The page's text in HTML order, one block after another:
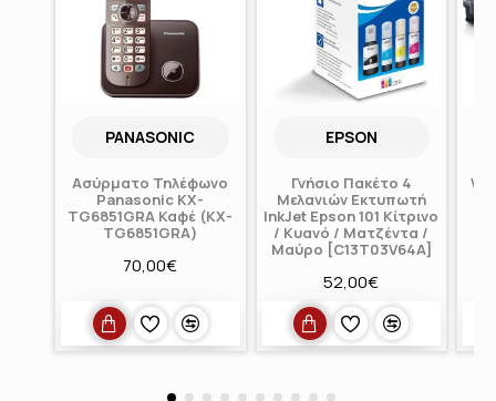
PANASONIC
Ασύρματο Τηλέφωνο
Panasonic KX-
TG6851GRA Καφέ (KX-
TG6851GRA)
70,00€
EPSON
Γνήσιο Πακέτο 4
Μελανιών Εκτυπωτή
InkJet Epson 101 Κίτρινο
/ Κυανό / Ματζέντα /
Μαύρο [C13T03V64A]
52,00€